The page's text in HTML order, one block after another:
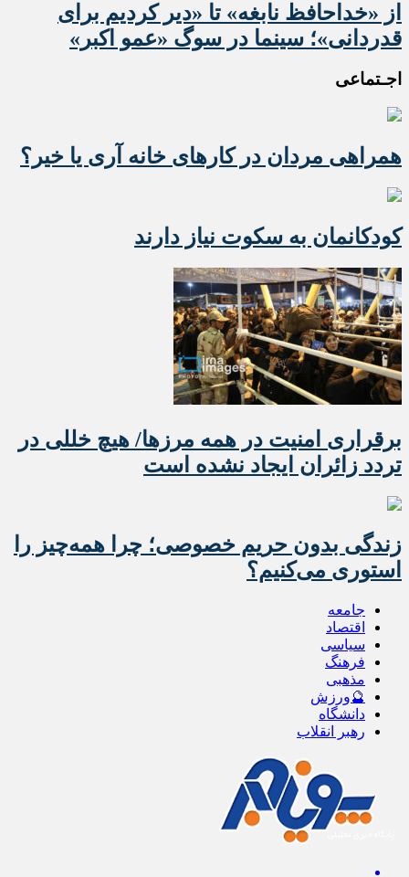
از «خداحافظ نابغه» تا «دیر کردیم برای
قدردانی»؛ سینما در سوگ «عمو اکبر»
اجـتماعی
همراهی مردان در کارهای خانه آری یا خیر؟
کودکانمان به سکوت نیاز دارند
برقراری امنیت در همه مرزها/ هیچ‌ خللی در
تردد زائران ایجاد نشده است
زندگی بدون حریم خصوصی؛ چرا همه‌چیز را
استوری می‌کنیم؟
جامعه
اقتصاد
سیاسی
فرهنگ
مذهبی
🔮ورزش
دانشگاه
رهبر انقلاب